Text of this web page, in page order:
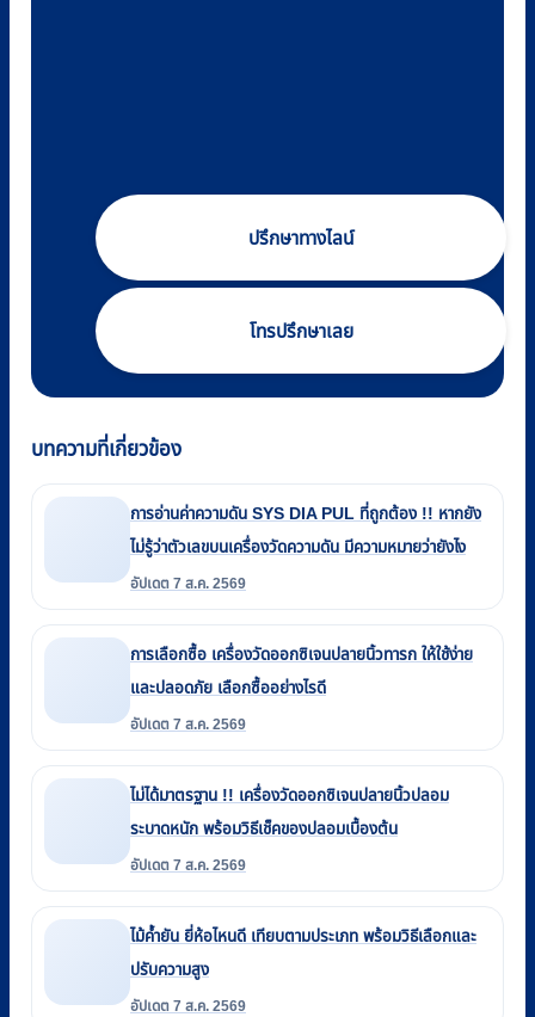
ปรึกษาทางไลน์
โทรปรึกษาเลย
บทความที่เกี่ยวข้อง
การอ่านค่าความดัน SYS DIA PUL ที่ถูกต้อง !! หากยัง
ไม่รู้ว่าตัวเลขบนเครื่องวัดความดัน มีความหมายว่ายังไง
อัปเดต 7 ส.ค. 2569
การเลือกซื้อ เครื่องวัดออกซิเจนปลายนิ้วทารก ให้ใช้ง่าย
และปลอดภัย เลือกซื้ออย่างไรดี
อัปเดต 7 ส.ค. 2569
ไม่ได้มาตรฐาน !! เครื่องวัดออกซิเจนปลายนิ้วปลอม
ระบาดหนัก พร้อมวิธีเช็คของปลอมเบื้องต้น
อัปเดต 7 ส.ค. 2569
ไม้ค้ำยัน ยี่ห้อไหนดี เทียบตามประเภท พร้อมวิธีเลือกและ
ปรับความสูง
อัปเดต 7 ส.ค. 2569